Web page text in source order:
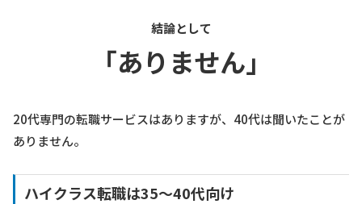
結論として
「ありません」
20代専門の転職サービスはありますが、40代は聞いたことが
ありません。
ハイクラス転職は35～40代向け